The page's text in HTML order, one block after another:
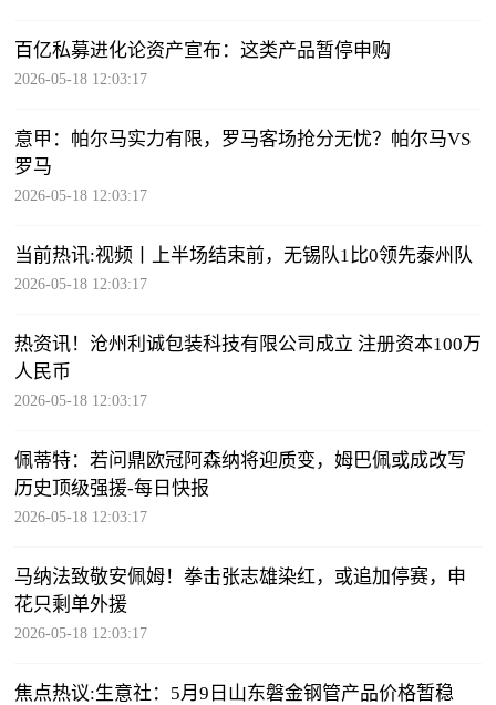
百亿私募进化论资产宣布：这类产品暂停申购
2026-05-18 12:03:17
意甲：帕尔马实力有限，罗马客场抢分无忧？帕尔马VS
罗马
2026-05-18 12:03:17
当前热讯:视频丨上半场结束前，无锡队1比0领先泰州队
2026-05-18 12:03:17
热资讯！沧州利诚包装科技有限公司成立 注册资本100万
人民币
2026-05-18 12:03:17
佩蒂特：若问鼎欧冠阿森纳将迎质变，姆巴佩或成改写
历史顶级强援-每日快报
2026-05-18 12:03:17
马纳法致敬安佩姆！拳击张志雄染红，或追加停赛，申
花只剩单外援
2026-05-18 12:03:17
焦点热议:生意社：5月9日山东磐金钢管产品价格暂稳